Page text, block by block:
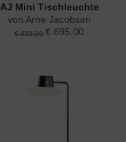
AJ Mini Tischleuchte
von Arne Jacobsen
€ 855,00 € 695,00